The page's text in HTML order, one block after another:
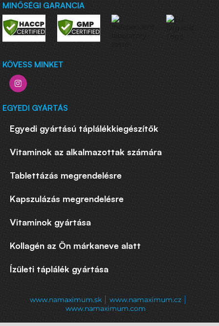
MINŐSÉGI GARANCIA
KÖVESS MINKET
EGYEDI GYÁRTÁS
Egyedi gyártású táplálékkiegészítők
Vitaminok az alkalmazottak számára
Tablettázás megrendelésre
Kapszulázás megrendelésre
Vitaminok gyártása
Kollagén az Ön márkaneve alatt
Ízületi táplálék gyártása
www.namaximum.sk
www.namaximum.cz
www.namaximum.com